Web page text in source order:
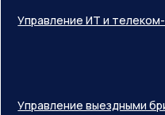
Управление ИТ и
Управление выездными